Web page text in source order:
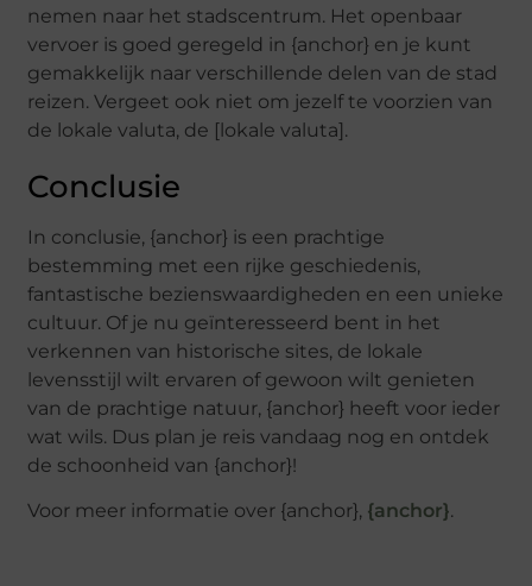
nemen naar het stadscentrum. Het openbaar
vervoer is goed geregeld in {anchor} en je kunt
gemakkelijk naar verschillende delen van de stad
reizen. Vergeet ook niet om jezelf te voorzien van
de lokale valuta, de [lokale valuta].
Conclusie
In conclusie, {anchor} is een prachtige
bestemming met een rijke geschiedenis,
fantastische bezienswaardigheden en een unieke
cultuur. Of je nu geïnteresseerd bent in het
verkennen van historische sites, de lokale
levensstijl wilt ervaren of gewoon wilt genieten
van de prachtige natuur, {anchor} heeft voor ieder
wat wils. Dus plan je reis vandaag nog en ontdek
de schoonheid van {anchor}!
Voor meer informatie over {anchor}, {anchor}.